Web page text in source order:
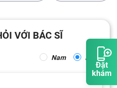
Đặt
khám
VỚI BÁC SĨ
Nam Nữ